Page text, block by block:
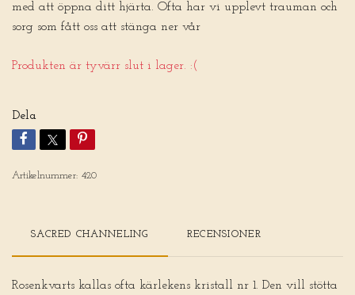
med att öppna ditt hjärta. Ofta har vi upplevt trauman och
sorg som fått oss att stänga ner vår
Produkten är tyvärr slut i lager. :(
Dela
Artikelnummer: 420
SACRED CHANNELING RECENSIONER
Rosenkvarts kallas ofta kärlekens kristall nr 1. Den vill stötta